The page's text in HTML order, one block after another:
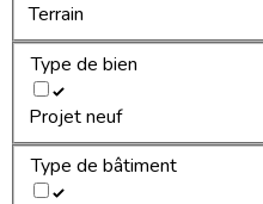
Terrain
Type de bien
Projet neuf
Type de bâtiment